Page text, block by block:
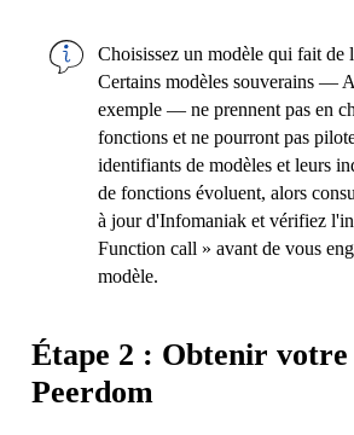
Choisissez un modèle qui fait de
Certains modèles souverains —
exemple — ne prennent pas en
fonctions et ne pourront pas
identifiants de modèles et leurs
de fonctions évoluent, alors
à jour d'Infomaniak et vérifiez
Function call » avant de vous
modèle.
Étape 2 : Obtenir
Peerdom